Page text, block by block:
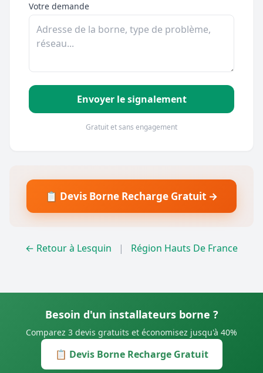
Votre demande
Envoyer le signalement
Gratuit et sans engagement
📋 Devis Borne Recharge Gratuit →
← Retour à Lesquin | Région Hauts De France
Besoin d'un installateurs borne ?
Comparez 3 devis gratuits et économisez jusqu'à 40%
📋 Devis Borne Recharge Gratuit